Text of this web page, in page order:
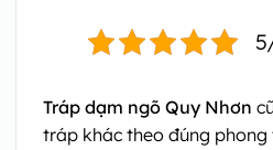
Tráp dạm ngõ Quy Nhơn
tráp khác theo đúng